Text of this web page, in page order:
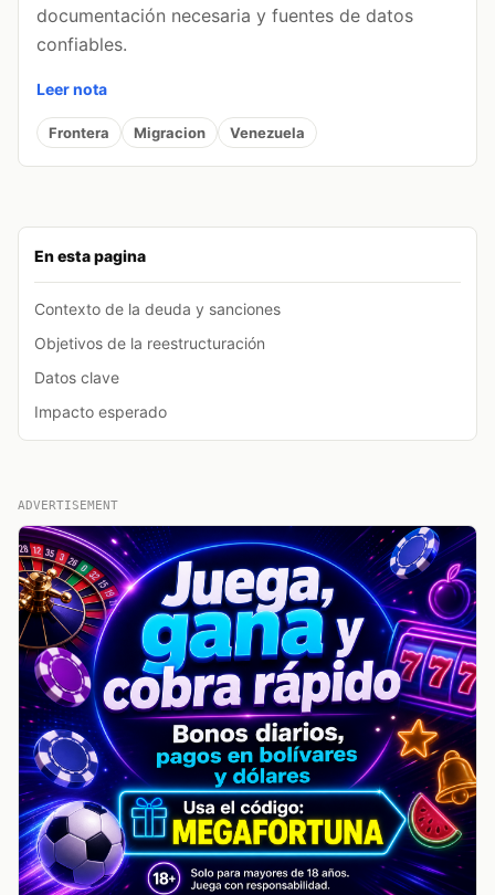
En esta pagina
Contexto de la deuda y sanciones
Objetivos de la reestructuración
Datos clave
Impacto esperado
documentación necesaria y fuentes de datos
confiables.
Leer nota
Frontera Migracion Venezuela
ADVERTISEMENT